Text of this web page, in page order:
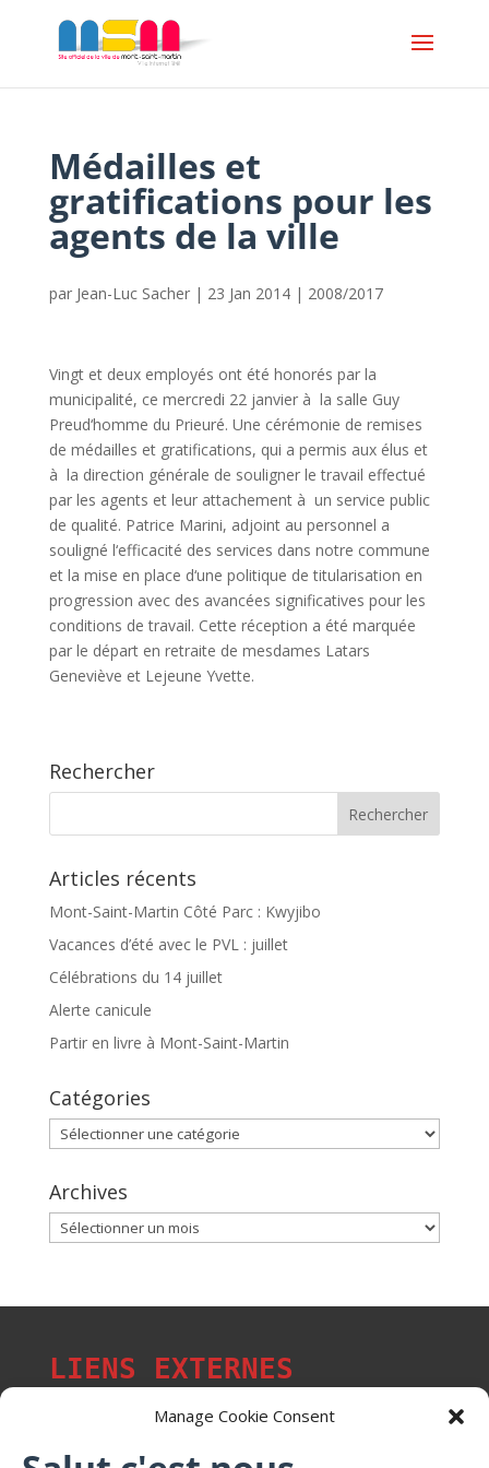
Manage Cookie Consent
Médailles et
gratifications pour les
agents de la ville
par Jean-Luc Sacher| 23 Jan 2014| 2008/2017
Vingt et deux employés ont été honorés par la
municipalité, ce mercredi 22 janvier à la salle Guy
Preud‘homme du Prieuré. Une cérémonie de remises
de médailles et gratifications, qui a permis aux élus et
à la direction générale de souligner le travail effectué
par les agents et leur attachement à un service public
de qualité. Patrice Marini, adjoint au personnel a
souligné l‘efficacité des services dans notre commune
et la mise en place d‘une politique de titularisation en
progression avec des avancées significatives pour les
conditions de travail. Cette réception a été marquée
par le départ en retraite de mesdames Latars
Geneviève et Lejeune Yvette.
Rechercher
Articles récents
Mont-Saint-Martin Côté Parc : Kwyjibo
Vacances d’été avec le PVL : juillet
Célébrations du 14 juillet
Alerte canicule
Partir en livre à Mont-Saint-Martin
Catégories
Catégories
Archives
Archives
LIENS EXTERNES